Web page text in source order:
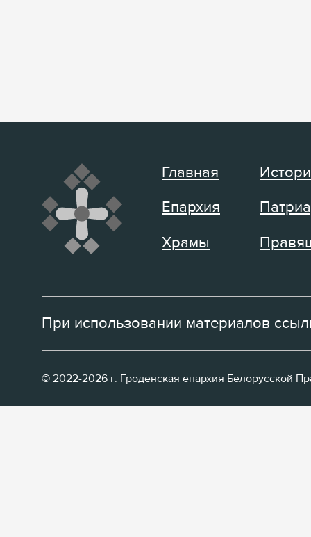
Главная
Епархия
Храмы
При использовании материалов
© 2022-2026 г. Гроденская епархия Белорусской